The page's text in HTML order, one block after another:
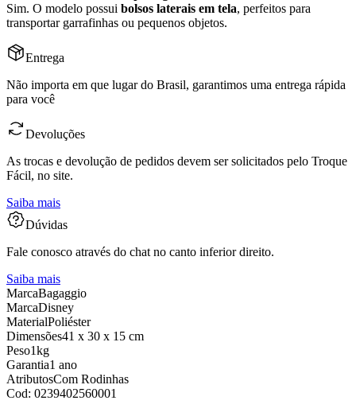
Sim. O modelo possui bolsos laterais em tela, perfeitos para
transportar garrafinhas ou pequenos objetos.
Entrega
Não importa em que lugar do Brasil, garantimos uma entrega rápida
para você
Devoluções
As trocas e devolução de pedidos devem ser solicitados pelo Troque
Fácil, no site.
Saiba mais
Dúvidas
Fale conosco através do chat no canto inferior direito.
Saiba mais
MarcaBagaggio
MarcaDisney
MaterialPoliéster
Dimensões41 x 30 x 15 cm
Peso1kg
Garantia1 ano
AtributosCom Rodinhas
Cod: 0239402560001